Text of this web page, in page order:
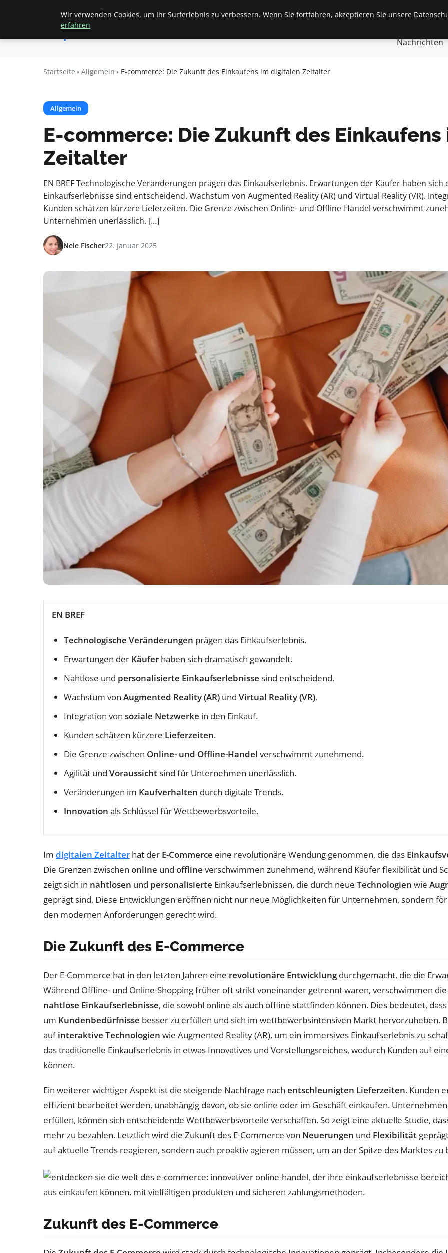
Apemania
Startseite Allgemein Finanzen & Immobilien Frauen / Mode
Nachrichten
Startseite Allgemein E-commerce: Die Zukunft des Einkaufens im digitalen Zeitalter
Allgemein
E-commerce: Die Zukunft des
Zeitalter
EN BREF Technologische Veränderungen prägen das Einkaufserlebnis. Erwartungen der Käufer haben
Einkaufserlebnisse sind entscheidend. Wachstum von Augmented Reality (AR) und Virtual Reality (VR).
Kunden schätzen kürzere Lieferzeiten. Die Grenze zwischen Online- und Offline-Handel verschwimmt
Unternehmen unerlässlich. […]
Nele Fischer22. Januar 2025
EN BREF
Technologische Veränderungen prägen das Einkaufserlebnis.
Erwartungen der Käufer haben sich dramatisch gewandelt.
Nahtlose und personalisierte Einkaufserlebnisse sind entscheidend.
Wachstum von Augmented Reality (AR) und Virtual Reality (VR).
Integration von soziale Netzwerke in den Einkauf.
Kunden schätzen kürzere Lieferzeiten.
Die Grenze zwischen Online- und Offline-Handel verschwimmt zunehmend.
Agilität und Voraussichtsind für Unternehmen unerlässlich.
Veränderungen im Kaufverhalten durch digitale Trends.
Innovation als Schlüssel für Wettbewerbsvorteile.
Im digitalen Zeitalter hat der E-Commerce eine revolutionäre Wendung genommen, die das
Die Grenzen zwischen online und offline verschwimmen zunehmend, während Käufer flexibilität und
zeigt sich in nahtlosen und personalisierte Einkaufserlebnissen, die durch neue Technologien wie
geprägt sind. Diese Entwicklungen eröffnen nicht nur neue Möglichkeiten für Unternehmen, sondern
den modernen Anforderungen gerecht wird.
Die Zukunft des E-Commerce
Der E-Commerce hat in den letzten Jahren eine revolutionäre Entwicklungdurchgemacht, die die
Während Offline- und Online-Shopping früher oft strikt voneinander getrennt waren, verschwimmen
nahtlose Einkaufserlebnisse, die sowohl online als auch offline stattfinden können. Dies bedeutet,
um Kundenbedürfnisse besser zu erfüllen und sich im wettbewerbsintensiven Markt hervorzuheben.
aufinteraktive Technologien wie Augmented Reality (AR), um ein immersives Einkaufserlebnis zu
das traditionelle Einkaufserlebnis in etwas Innovatives und Vorstellungsreiches, wodurch Kunden auf
können.
Ein weiterer wichtiger Aspekt ist die steigende Nachfrage nach entschleunigten Lieferzeiten. Kunden
effizient bearbeitet werden, unabhängig davon, ob sie online oder im Geschäft einkaufen.
erfüllen, können sich entscheidende Wettbewerbsvorteile verschaffen. So zeigt eine aktuelle Studie,
mehr zu bezahlen. Letztlich wird die Zukunft des E-Commerce von Neuerungen und Flexibilität
auf aktuelle Trends reagieren, sondern auch proaktiv agieren müssen, um an der Spitze des Marktes zu
Zukunft des E-Commerce
Wir verwenden Cookies, um Ihr Surferlebnis zu verbessern. Wenn Sie fortfahren, akzeptieren Sie unsere
erfahren